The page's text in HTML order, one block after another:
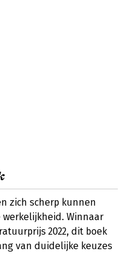
zich scherp kunnen
Winnaar
2022, dit boek
van duidelijke keuzes